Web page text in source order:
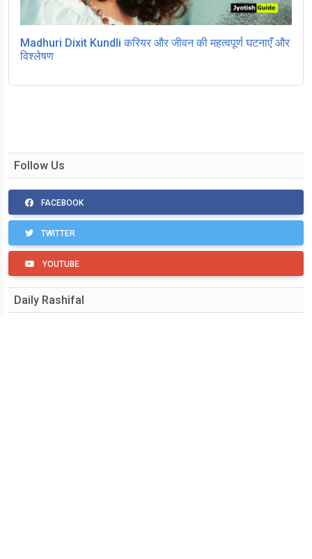
Madhuri Dixit Kundli करियर और जीवन की महत्वपूर्ण घटनाएँ और
विश्लेषण
Follow Us
FACEBOOK
TWITTER
YOUTUBE
Daily Rashifal